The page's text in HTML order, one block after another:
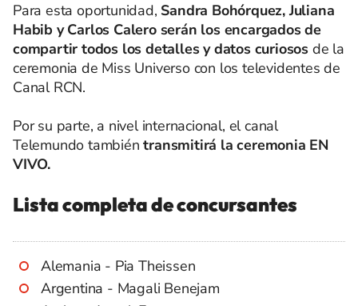
Para esta oportunidad, Sandra Bohórquez, Juliana
Habib y Carlos Calero serán los encargados de
compartir todos los detalles y datos curiosos de la
ceremonia de Miss Universo con los televidentes de
Canal RCN.
Por su parte, a nivel internacional, el canal
Telemundo tambiéntransmitirá la ceremonia EN
VIVO.
Lista completa de concursantes
Alemania - Pia Theissen
Argentina - Magali Benejam